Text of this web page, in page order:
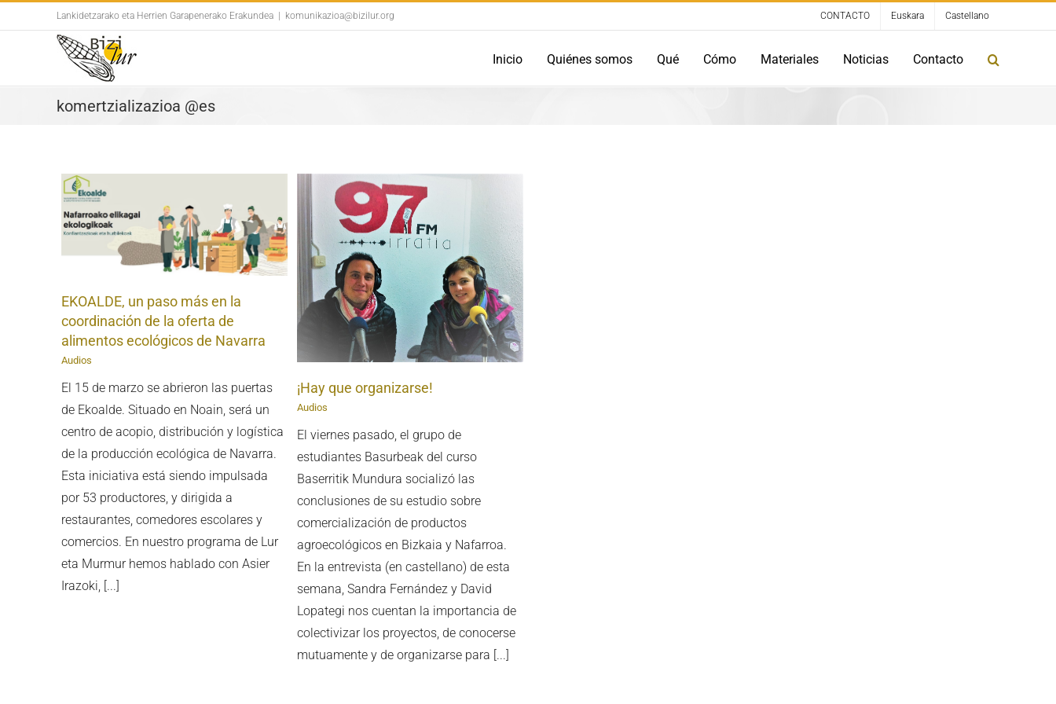
to
Lankidetzarako eta Herrien Garapenerako Erakundea komunikazioa@bizilur.org CONTACTO Euskara Castellano
Inicio Quiénes somos Qué Cómo Materiales Noticias Contacto
komertzializazioa @es
EKOALDE, un paso más en la
coordinación de la oferta de
alimentos ecológicos de Navarra
Audios
El 15 de marzo se abrieron las puertas
de Ekoalde. Situado en Noain, será un
centro de acopio, distribución y logística
de la producción ecológica de Navarra.
Esta iniciativa está siendo impulsada
por 53 productores, y dirigida a
restaurantes, comedores escolares y
comercios. En nuestro programa de Lur
eta Murmur hemos hablado con Asier
Irazoki, [...]
¡Hay que organizarse!
Audios
El viernes pasado, el grupo de
estudiantes Basurbeak del curso
Baserritik Mundura socializó las
conclusiones de su estudio sobre
comercialización de productos
agroecológicos en Bizkaia y Nafarroa.
En la entrevista (en castellano) de esta
semana, Sandra Fernández y David
Lopategi nos cuentan la importancia de
colectivizar los proyectos, de conocerse
mutuamente y de organizarse para [...]